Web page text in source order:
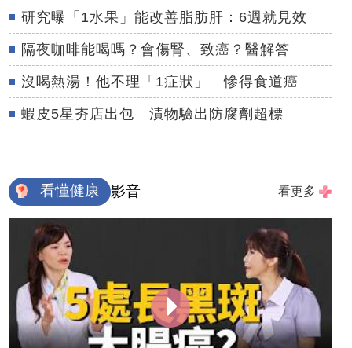
研究曝「1水果」能改善脂肪肝：6週就見效
隔夜咖啡能喝嗎？會傷腎、致癌？醫解答
沒喝熱湯！他不理「1症狀」 慘得食道癌
蝦皮5星夯店出包 漬物驗出防腐劑超標
看懂健康 影音 看更多